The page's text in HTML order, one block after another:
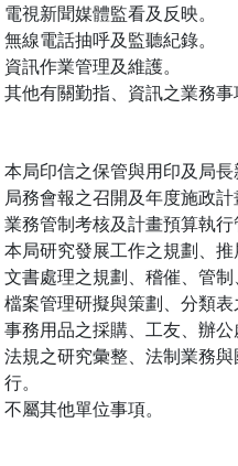
電視新聞媒體監看及反映。
無線電話抽呼及監聽紀錄。
資訊作業管理及維護。
其他有關勤指、資訊之業務事
本局印信之保管與用印及局
局務會報之召開及年度施政
業務管制考核及計畫預算執行
本局研究發展工作之規劃、
文書處理之規劃、稽催、管
檔案管理研擬與策劃、分類
事務用品之採購、工友、辦
法規之研究彙整、法制業務
行。
不屬其他單位事項。